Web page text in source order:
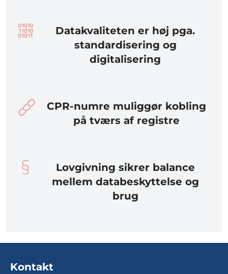
Datakvaliteten er høj pga.
standardisering og
digitalisering
CPR-numre muliggør kobling
på tværs af registre
Lovgivning sikrer balance
mellem databeskyttelse og
brug
Kontakt